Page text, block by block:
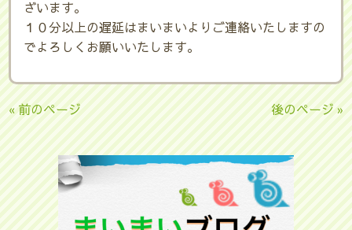
ざいます。
１０分以上の遅延はまいまいよりご連絡いたしますの
でよろしくお願いいたします。
« 前のページ 後のページ »